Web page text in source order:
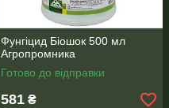
Фунгіцид Біошок 500 мл
Агропромника
Готово до відправки
581 ₴